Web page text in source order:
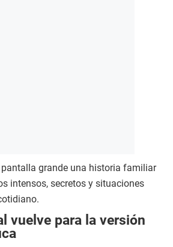
grande una historia familiar
intensos, secretos y situaciones
vuelve para la versión